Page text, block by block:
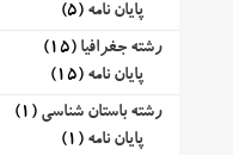
پایان نامه (5)
رشته جغرافیا (15)
پایان نامه (15)
رشته باستان شناسی (1)
پایان نامه (1)